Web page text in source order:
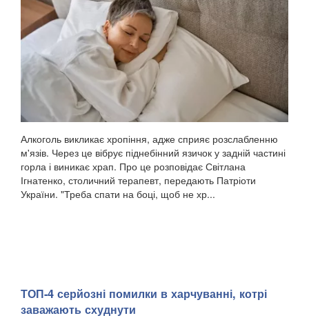
Алкоголь викликає хропіння, адже сприяє розслабленню
м'язів. Через це вібрує піднебінний язичок у задній частині
горла і виникає храп. Про це розповідає Світлана
Ігнатенко, столичний терапевт, передають Патріоти
України. "Треба спати на боці, щоб не хр...
ТОП-4 серйозні помилки в харчуванні, котрі
заважають схуднути